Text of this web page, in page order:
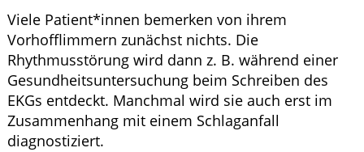
Viele Patient*innen bemerken von ihrem
Vorhofflimmern zunächst nichts. Die
Rhythmusstörung wird dann z. B. während einer
Gesundheitsuntersuchung beim Schreiben des
EKGs entdeckt. Manchmal wird sie auch erst im
Zusammenhang mit einem Schlaganfall
diagnostiziert.